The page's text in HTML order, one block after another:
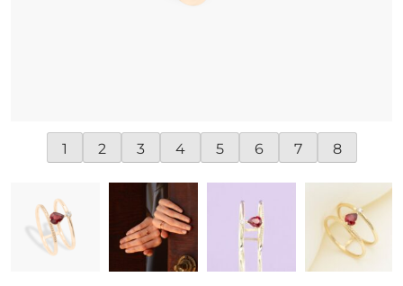
1 2 3 4 5 6 7 8